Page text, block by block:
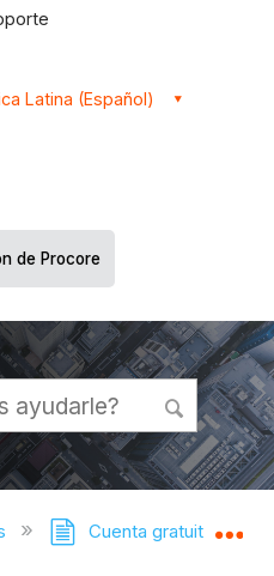
Latina (Español)
de Procore
jerarquía global
Cuenta gratuita de